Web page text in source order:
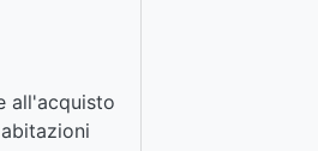
all'acquisto